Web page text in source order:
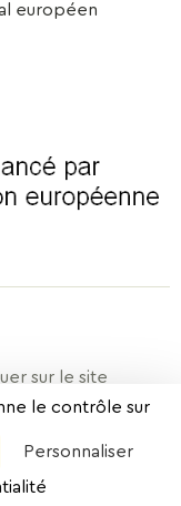
le contrôle sur
Personnaliser
européen
sur le site